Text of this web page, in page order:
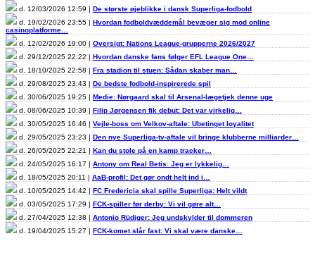
d. 12/03/2026 12:59 | De største øjeblikke i dansk Superliga-fodbold
d. 19/02/2026 23:55 | Hvordan fodboldvæddemål bevæger sig mod online
casinoplatforme…
d. 12/02/2026 19:00 | Oversigt: Nations League-grupperne 2026/2027
d. 29/12/2025 22:22 | Hvordan danske fans følger EFL League One…
d. 18/10/2025 22:58 | Fra stadion til stuen: Sådan skaber man…
d. 29/08/2025 23:43 | De bedste fodbold-inspirerede spil
d. 30/06/2025 19:25 | Medie: Nørgaard skal til Arsenal-lægetjek denne uge
d. 08/06/2025 10:39 | Filip Jørgensen fik debut: Det var virkelig…
d. 30/05/2025 16:46 | Vejle-boss om Velkov-aftale: Ubetinget loyalitet
d. 29/05/2025 23:23 | Den nye Superliga-tv-aftale vil bringe klubberne milliarder…
d. 26/05/2025 22:21 | Kan du stole på en kamp tracker…
d. 24/05/2025 16:17 | Antony om Real Betis: Jeg er lykkelig…
d. 18/05/2025 20:11 | AaB-profil: Det gør ondt helt ind i…
d. 10/05/2025 14:42 | FC Fredericia skal spille Superliga: Helt vildt
d. 03/05/2025 17:29 | FCK-spiller før derby: Vi vil gøre alt…
d. 27/04/2025 12:38 | Antonio Rüdiger: Jeg undskylder til dommeren
d. 19/04/2025 15:27 | FCK-komet slår fast: Vi skal være danske…